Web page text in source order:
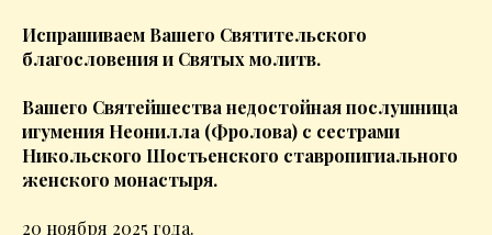
Испрашиваем Вашего Святительского
благословения и Святых молитв.
Вашего Святейшества недостойная послушница
игумения Неонилла (Фролова) с сестрами
Никольского Шостьенского ставропигиального
женского монастыря.
20 ноября 2025 года.